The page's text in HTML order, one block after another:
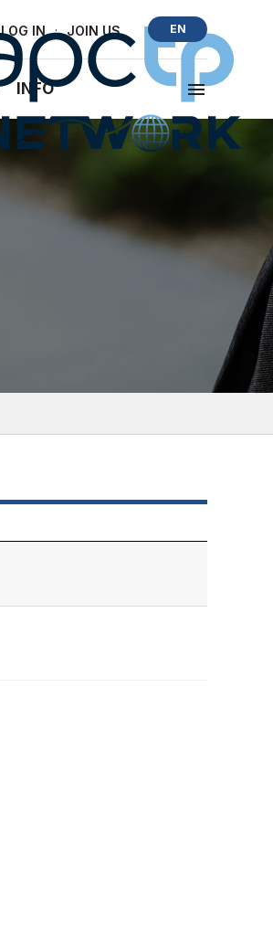
LOG IN · JOIN US EN
INFO